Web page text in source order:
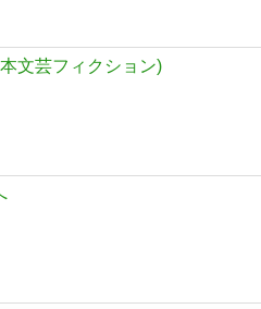
文芸フィクション)